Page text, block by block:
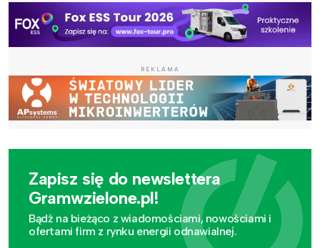
REKLAMA
Zapisz się do newslettera
Gramwzielone.pl!
Bądź na bieżąco z wiadomościami, nowościami i
ofertami firm z rynku energii odnawialnej.